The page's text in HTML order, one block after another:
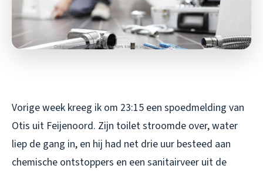
Vorige week kreeg ik om 23:15 een spoedmelding van
Otis uit Feijenoord. Zijn toilet stroomde over, water
liep de gang in, en hij had net drie uur besteed aan
chemische ontstoppers en een sanitairveer uit de